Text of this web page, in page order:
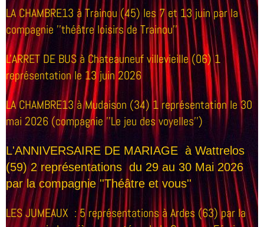
LA CHAMBRE13 à Trainou (45) les 7 et 13 juin par la
compagnie ''théâtre loisirs de Trainou''
L'ARRET DE BUSà Chateauneuf villevieille (06) 1
représentation le 13 juin 2026
LA CHAMBRE13à Mudaison (34) 1 représentation le 30
mai 2026 (compagnie ''Le jeu des voyelles'')
L'ANNIVERSAIRE DE MARIAGE à Wattrelos
(59) 2 représentations du 29 au 30 Mai 2026
par la compagnie ''Théâtre et vous''
LES JUMEAUX : 5représentations à Ardes (63) par la